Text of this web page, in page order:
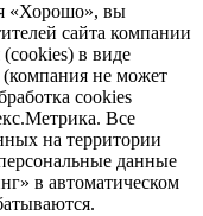
«Хорошо», вы
сайта компании
в виде
не может
cookies
Все
на территории
данные
в автоматическом